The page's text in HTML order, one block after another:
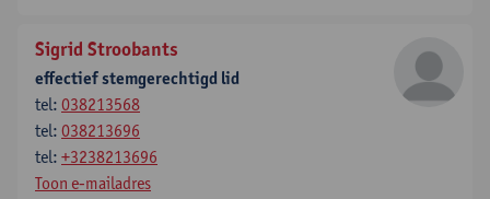
Sigrid Stroobants
effectief stemgerechtigd lid
tel: 038213568
tel: 038213696
tel: +3238213696
Toon e-mailadres